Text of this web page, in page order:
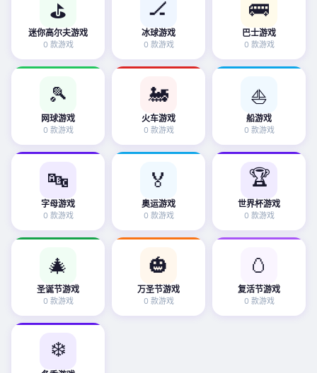
⛳
迷你高尔夫游戏
0 款游戏
🏒
冰球游戏
0 款游戏
🚌
巴士游戏
0 款游戏
🎾
网球游戏
0 款游戏
🚂
火车游戏
0 款游戏
⛵
船游戏
0 款游戏
🔤
字母游戏
0 款游戏
🏅
奥运游戏
0 款游戏
🏆
世界杯游戏
0 款游戏
🎄
圣诞节游戏
0 款游戏
🎃
万圣节游戏
0 款游戏
🥚
复活节游戏
0 款游戏
❄️